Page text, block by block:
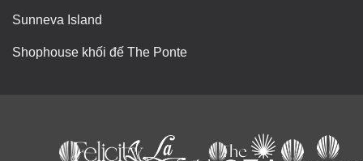
Sunneva Island
Shophouse khối đế The Ponte